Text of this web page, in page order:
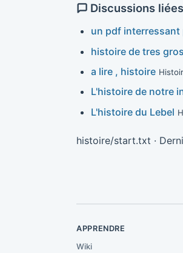
Discussions
un pdf
histoire de tres
a lire , histoire
L'histoire de notre
L'histoire du Lebel
histoire/start.txt ·
APPRENDRE
Wiki